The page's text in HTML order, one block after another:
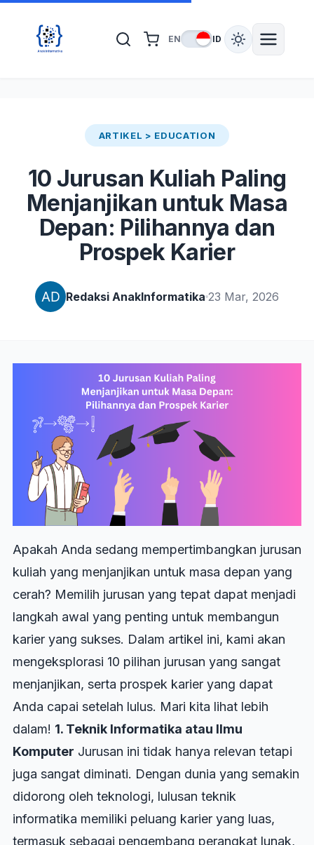
EN ID
ARTIKEL > EDUCATION
10 Jurusan Kuliah Paling
Menjanjikan untuk Masa
Depan: Pilihannya dan
Prospek Karier
Redaksi AnakInformatika 23 Mar, 2026
Apakah Anda sedang mempertimbangkan jurusan
kuliah yang menjanjikan untuk masa depan yang
cerah? Memilih jurusan yang tepat dapat menjadi
langkah awal yang penting untuk membangun
karier yang sukses. Dalam artikel ini, kami akan
mengeksplorasi 10 pilihan jurusan yang sangat
menjanjikan, serta prospek karier yang dapat
Anda capai setelah lulus. Mari kita lihat lebih
dalam! 1. Teknik Informatika atau Ilmu
Komputer Jurusan ini tidak hanya relevan tetapi
juga sangat diminati. Dengan dunia yang semakin
didorong oleh teknologi, lulusan teknik
informatika memiliki peluang karier yang luas,
termasuk sebagai pengembang perangkat lunak,